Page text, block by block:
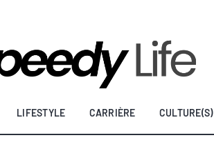
LIFESTYLE CARRIÈRE CULTURE(S)